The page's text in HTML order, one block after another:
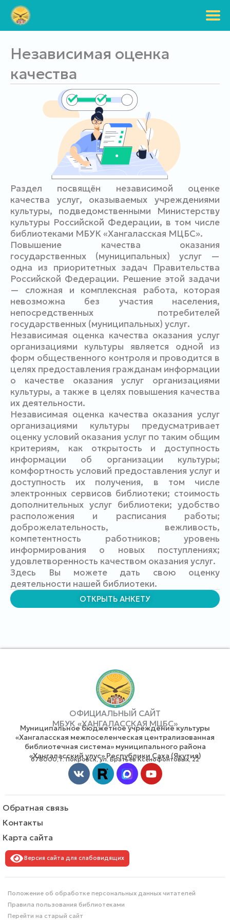
Перейти
Независимая оценка
качества
Раздел посвящён независимой оценке
качества услуг, оказываемых учреждениями
культуры, подведомственными Министерству
культуры Российской Федерации, в том числе
библиотеками МБУК «Хангаласская МЦБС».
Повышение качества оказания
государственных (муниципальных) услуг —
одна из приоритетных задач Правительства
Российской Федерации. Решение этой задачи
— сложная и комплексная работа, которая
невозможна без участия населения,
непосредственных потребителей
государственных (муниципальных) услуг.
Независимая оценка качества оказания услуг
организациями культуры является одной из
форм общественного контроля и проводится в
целях предоставления гражданам информации
о качестве оказания услуг организациями
культуры, а также в целях повышения качества
их деятельности.
Независимая оценка качества оказания услуг
организациями культуры предусматривает
оценку условий оказания услуг по таким общим
критериям, как открытость и доступность
информации об организации культуры;
комфортность условий предоставления услуг и
доступность их получения, в том числе
электронных сервисов библиотеки; стоимость
дополнительных услуг библиотеки; удобство
расположения и расписания работы;
доброжелательность, вежливость,
компетентность работников; уровень
информирования о новых поступлениях;
удовлетворенность качеством оказания услуг.
Здесь Вы можете дать свою оценку
деятельности нашей библиотеки.
ОТКРЫТЬ АНКЕТУ
ОФИЦИАЛЬНЫЙ САЙТ
МБУК «ХАНГАЛАССКАЯ МЦБС»
Муниципальное бюджетное учреждение культуры
«Хангаласская межпоселенческая централизованная
библиотечная система» муниципального района
«Хангаласский улус» Республики Саха (Якутия)
678000, г. Покровск, ул. Братьев Ксенофонтовых, 22
Vk Youtube
Обратная связь
Контакты
Карта сайта
Версия сайта для слабовидящих
Положение об обработке персональных данных читателей
Правила пользования библиотеками
Перейти на старый сайт